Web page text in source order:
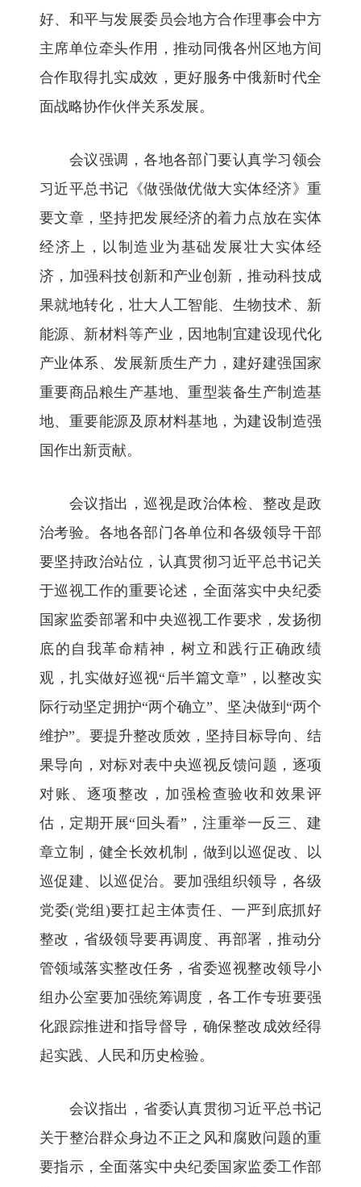
好、和平与发展委员会地方合作理事会中方
主席单位牵头作用，推动同俄各州区地方间
合作取得扎实成效，更好服务中俄新时代全
面战略协作伙伴关系发展。
会议强调，各地各部门要认真学习领会
习近平总书记《做强做优做大实体经济》重
要文章，坚持把发展经济的着力点放在实体
经济上，以制造业为基础发展壮大实体经
济，加强科技创新和产业创新，推动科技成
果就地转化，壮大人工智能、生物技术、新
能源、新材料等产业，因地制宜建设现代化
产业体系、发展新质生产力，建好建强国家
重要商品粮生产基地、重型装备生产制造基
地、重要能源及原材料基地，为建设制造强
国作出新贡献。
会议指出，巡视是政治体检、整改是政
治考验。各地各部门各单位和各级领导干部
要坚持政治站位，认真贯彻习近平总书记关
于巡视工作的重要论述，全面落实中央纪委
国家监委部署和中央巡视工作要求，发扬彻
底的自我革命精神，树立和践行正确政绩
观，扎实做好巡视“后半篇文章”，以整改实
际行动坚定拥护“两个确立”、坚决做到“两个
维护”。要提升整改质效，坚持目标导向、结
果导向，对标对表中央巡视反馈问题，逐项
对账、逐项整改，加强检查验收和效果评
估，定期开展“回头看”，注重举一反三、建
章立制，健全长效机制，做到以巡促改、以
巡促建、以巡促治。要加强组织领导，各级
党委(党组)要扛起主体责任、一严到底抓好
整改，省级领导要再调度、再部署，推动分
管领域落实整改任务，省委巡视整改领导小
组办公室要加强统筹调度，各工作专班要强
化跟踪推进和指导督导，确保整改成效经得
起实践、人民和历史检验。
会议指出，省委认真贯彻习近平总书记
关于整治群众身边不正之风和腐败问题的重
要指示，全面落实中央纪委国家监委工作部